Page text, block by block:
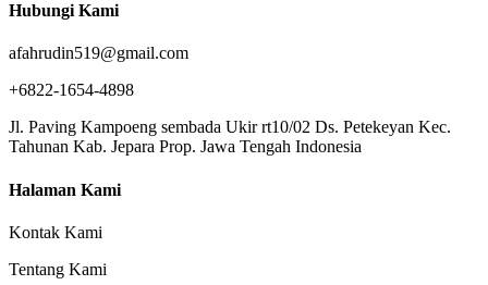
Hubungi Kami
afahrudin519@gmail.com
+6822-1654-4898
Jl. Paving Kampoeng sembada Ukir rt10/02 Ds. Petekeyan Kec.
Tahunan Kab. Jepara Prop. Jawa Tengah Indonesia
Halaman Kami
Kontak Kami
Tentang Kami